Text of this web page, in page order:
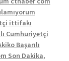
ittifakı
Cumhuriyetçi
Başarılı
Son Dakika,